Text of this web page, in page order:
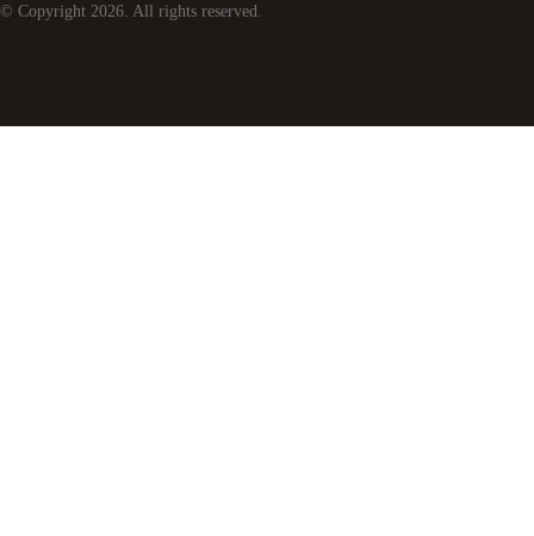
© Copyright 2026 . All rights reserved.